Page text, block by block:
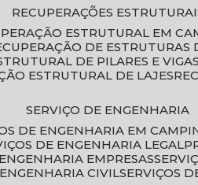
RECUPERAÇÕES
ESTRUTURAL EM
DE
DE PILARES E VIGAS
ESTRUTURAL DE LAJES
SERVIÇO DE ENGENHARIA
DE ENGENHARIA EM
DE ENGENHARIA LEGAL
ENGENHARIA EMPRESAS
ENGENHARIA CIVIL SERVIÇOS